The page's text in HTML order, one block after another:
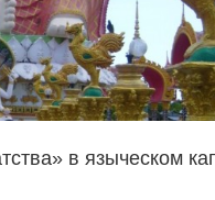
в языческом